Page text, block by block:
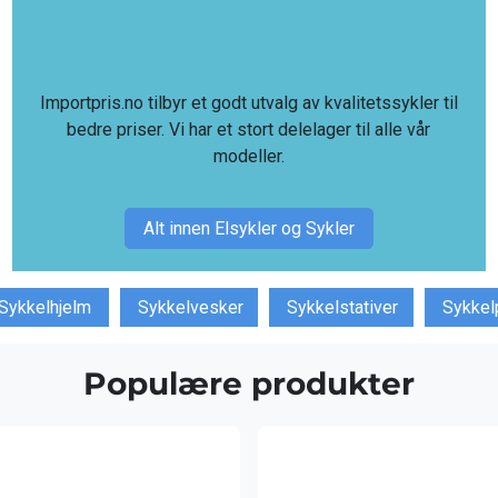
Importpris.no tilbyr et godt utvalg av kvalitetssykler til
bedre priser. Vi har et stort delelager til alle vår
modeller.
Alt innen Elsykler og Sykler
Sykkelvesker Sykkelstativer
Populære produkter